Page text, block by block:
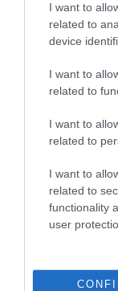
I want to
related to
device
I want to
related to
I want to
related to
I want to
related to
functionality
user